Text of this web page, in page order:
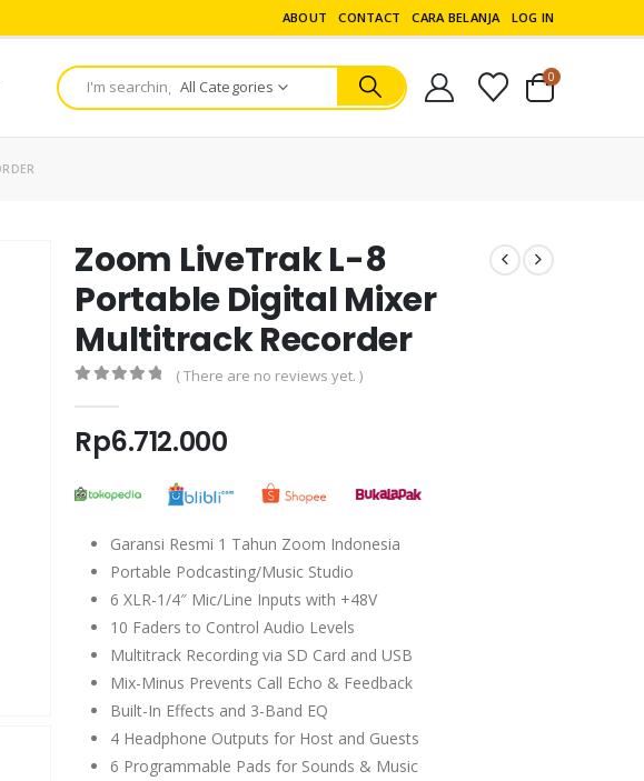
ABOUT CONTACT CARA BELANJA LOG IN
All Categories 0
Zoom LiveTrak L-8
Portable Digital Mixer
Multitrack Recorder
( There are no reviews yet. )
Rp6.712.000
Garansi Resmi 1 Tahun Zoom Indonesia
Portable Podcasting/Music Studio
6 XLR-1/4″ Mic/Line Inputs with +48V
10 Faders to Control Audio Levels
Multitrack Recording via SD Card and USB
Mix-Minus Prevents Call Echo & Feedback
Built-In Effects and 3-Band EQ
4 Headphone Outputs for Host and Guests
6 Programmable Pads for Sounds & Music